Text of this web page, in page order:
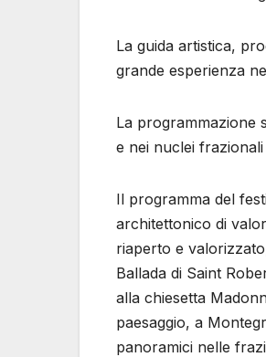
La guida artistica,
grande esperienza
La programmazione
e nei nuclei
Il programma del
architettonico di
riaperto e
Ballada di Saint
alla chiesetta
paesaggio, a
panoramici nelle